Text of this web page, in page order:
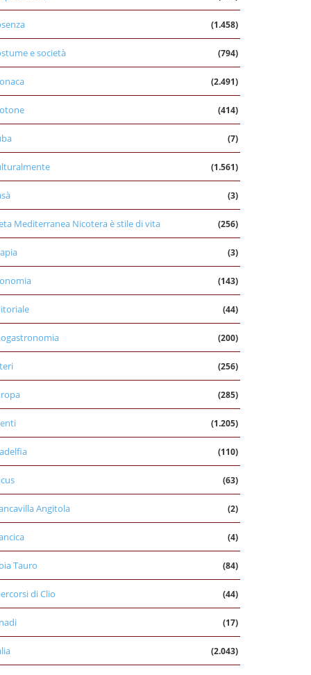
(1.458)
e società (794)
(2.491)
(414)
(7)
(1.561)
(3)
Mediterranea Nicotera è stile di vita (256)
(3)
(143)
(44)
(200)
(256)
(285)
(1.205)
(110)
(63)
Angitola (2)
(4)
Tauro (84)
di Clio (44)
(17)
(2.043)